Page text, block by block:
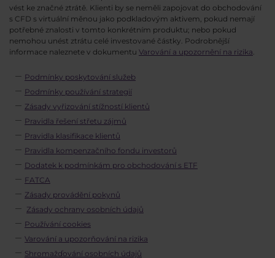
vést ke značné ztrátě. Klienti by se neměli zapojovat do obchodování
s CFD s virtuální měnou jako podkladovým aktivem, pokud nemají
potřebné znalosti v tomto konkrétním produktu; nebo pokud
nemohou unést ztrátu celé investované částky. Podrobnější
informace naleznete v dokumentu Varování a upozornění na rizika
Podmínky poskytování služeb
Podmínky používání strategií
Zásady vyřizování stížností klientů
Pravidla řešení střetu zájmů
Pravidla klasifikace klientů
Pravidla kompenzačního fondu investorů
Dodatek k podmínkám pro obchodování s ETF
FATCA
Zásady provádění pokynů
Zásady ochrany osobních údajů
Používání cookies
Varování a upozorňování na rizika
Shromažďování osobních údajů